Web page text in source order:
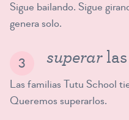
Sigue bailando. Sigue
genera solo.
superar
Las familias Tutu School
Queremos superarlos.